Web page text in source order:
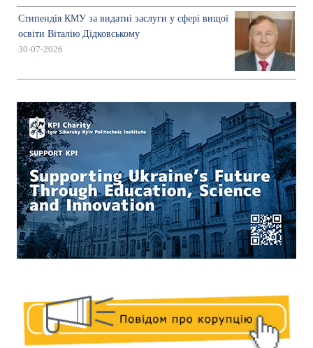
Стипендія КМУ за видатні заслуги у сфері вищої
освіти Віталію Дідковському
30-07-2026